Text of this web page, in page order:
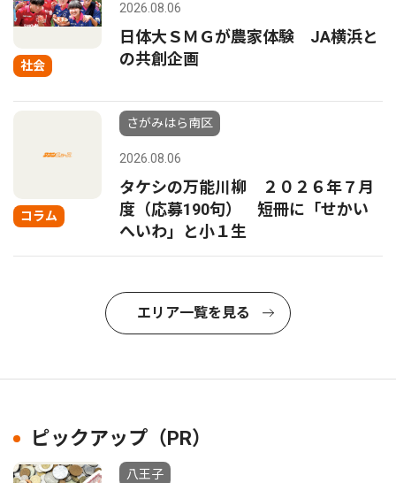
社会
2026.08.06
日体大ＳＭＧが農家体験 JA横浜と
の共創企画
コラム
さがみはら南区
2026.08.06
タケシの万能川柳 ２０２６年７月
度（応募190句） 短冊に「せかい
へいわ」と小１生
エリア一覧を見る
ピックアップ（PR）
八王子